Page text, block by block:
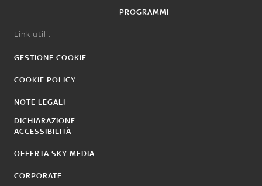
PROGRAMMI
Link utili:
GESTIONE COOKIE
COOKIE POLICY
NOTE LEGALI
DICHIARAZIONE
ACCESSIBILITÀ
OFFERTA SKY MEDIA
CORPORATE